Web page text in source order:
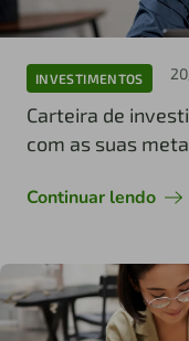
INVESTIMENTOS
Carteira de
com as suas
Continuar lendo